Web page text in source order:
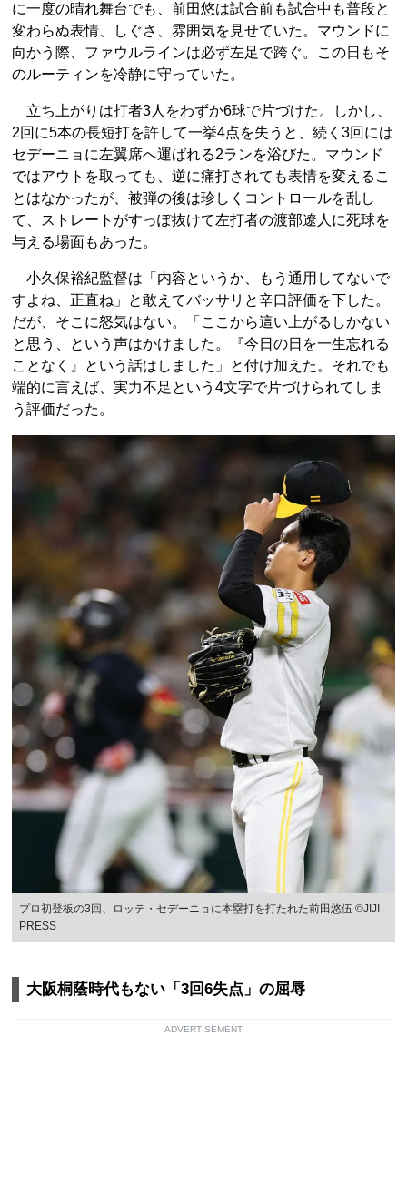
に一度の晴れ舞台でも、前田悠は試合前も試合中も普段と
変わらぬ表情、しぐさ、雰囲気を見せていた。マウンドに
向かう際、ファウルラインは必ず左足で跨ぐ。この日もそ
のルーティンを冷静に守っていた。
立ち上がりは打者3人をわずか6球で片づけた。しかし、
2回に5本の長短打を許して一挙4点を失うと、続く3回には
セデーニョに左翼席へ運ばれる2ランを浴びた。マウンド
ではアウトを取っても、逆に痛打されても表情を変えるこ
とはなかったが、被弾の後は珍しくコントロールを乱し
て、ストレートがすっぽ抜けて左打者の渡部遼人に死球を
与える場面もあった。
小久保裕紀監督は「内容というか、もう通用してないで
すよね、正直ね」と敢えてバッサリと辛口評価を下した。
だが、そこに怒気はない。「ここから這い上がるしかない
と思う、という声はかけました。『今日の日を一生忘れる
ことなく』という話はしました」と付け加えた。それでも
端的に言えば、実力不足という4文字で片づけられてしま
う評価だった。
プロ初登板の3回、ロッテ・セデーニョに本塁打を打たれた前田悠伍 ©JIJI
PRESS
大阪桐蔭時代もない「3回6失点」の屈辱
ADVERTISEMENT